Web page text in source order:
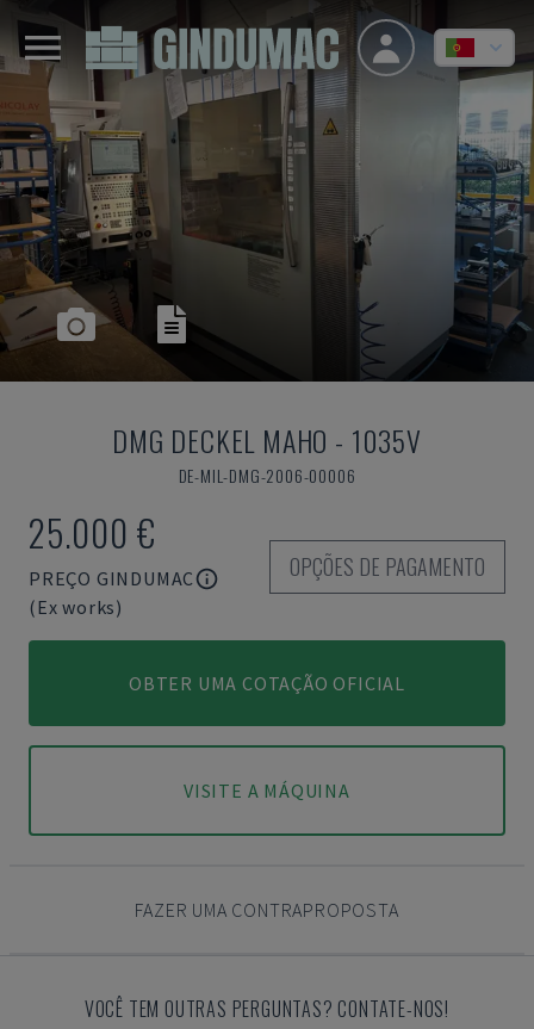
DMG DECKEL MAHO - 1035V
DE-MIL-DMG-2006-00006
25.000 €
PREÇO GINDUMAC
(Ex works)
OPÇÕES DE PAGAMENTO
OBTER UMA COTAÇÃO OFICIAL
VISITE A MÁQUINA
FAZER UMA CONTRAPROPOSTA
VOCÊ TEM OUTRAS PERGUNTAS? CONTATE-NOS!